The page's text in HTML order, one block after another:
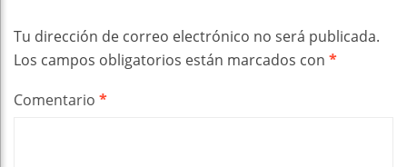
Tu dirección de correo electrónico no será publicada.
Los campos obligatorios están marcados con *
Comentario *